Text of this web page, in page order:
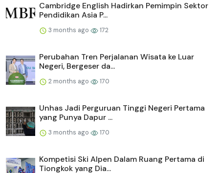
Cambridge English Hadirkan Pemimpin Sektor
Pendidikan Asia P...
3 months ago 172
Perubahan Tren Perjalanan Wisata ke Luar
Negeri, Bergeser da...
2 months ago 170
Unhas Jadi Perguruan Tinggi Negeri Pertama
yang Punya Dapur ...
3 months ago 170
Kompetisi Ski Alpen Dalam Ruang Pertama di
Tiongkok yang Dia...